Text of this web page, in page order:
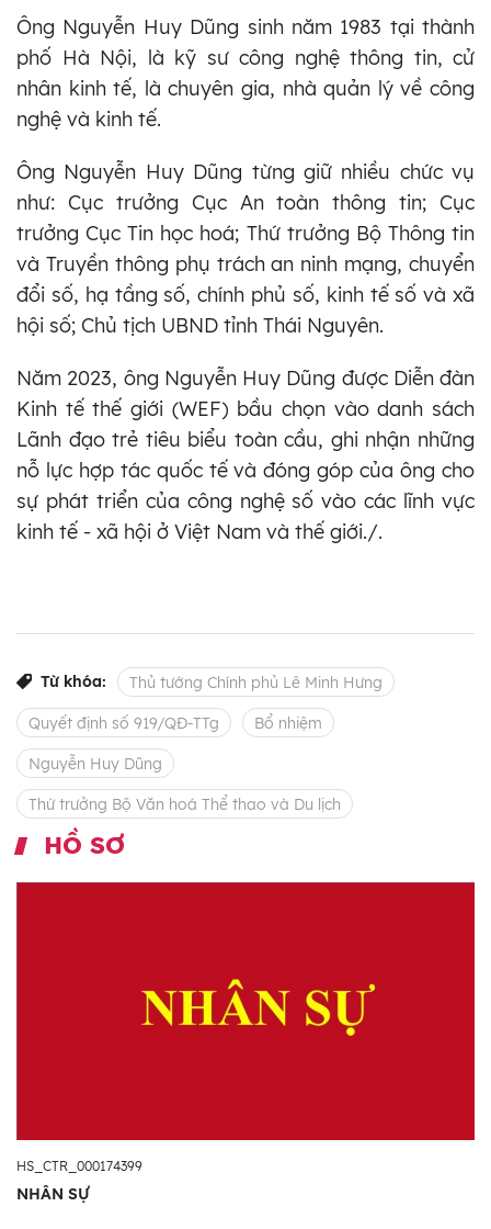
Ông Nguyễn Huy Dũng sinh năm 1983 tại thành
phố Hà Nội, là kỹ sư công nghệ thông tin, cử
nhân kinh tế, là chuyên gia, nhà quản lý về công
nghệ và kinh tế.
Ông Nguyễn Huy Dũng từng giữ nhiều chức vụ
như: Cục trưởng Cục An toàn thông tin; Cục
trưởng Cục Tin học hoá; Thứ trưởng Bộ Thông tin
và Truyền thông phụ trách an ninh mạng, chuyển
đổi số, hạ tầng số, chính phủ số, kinh tế số và xã
hội số; Chủ tịch UBND tỉnh Thái Nguyên.
Năm 2023, ông Nguyễn Huy Dũng được Diễn đàn
Kinh tế thế giới (WEF) bầu chọn vào danh sách
Lãnh đạo trẻ tiêu biểu toàn cầu, ghi nhận những
nỗ lực hợp tác quốc tế và đóng góp của ông cho
sự phát triển của công nghệ số vào các lĩnh vực
kinh tế - xã hội ở Việt Nam và thế giới./.
Từ khóa: Thủ tướng Chính phủ Lê Minh Hưng
Quyết định số 919/QĐ-TTg Bổ nhiệm
Nguyễn Huy Dũng
Thứ trưởng Bộ Văn hoá Thể thao và Du lịch
HỒ SƠ
HS_CTR_000174399
NHÂN SỰ